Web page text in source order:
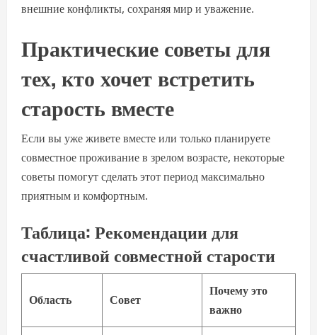
внешние конфликты, сохраняя мир и уважение.
Практические советы для
тех, кто хочет встретить
старость вместе
Если вы уже живете вместе или только планируете
совместное проживание в зрелом возрасте, некоторые
советы помогут сделать этот период максимально
приятным и комфортным.
Таблица: Рекомендации для
счастливой совместной старости
Область Совет
Почему это
важно